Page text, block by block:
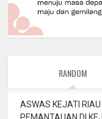
RANDOM
ASWAS KEJATI
PEMANTAUAN DI